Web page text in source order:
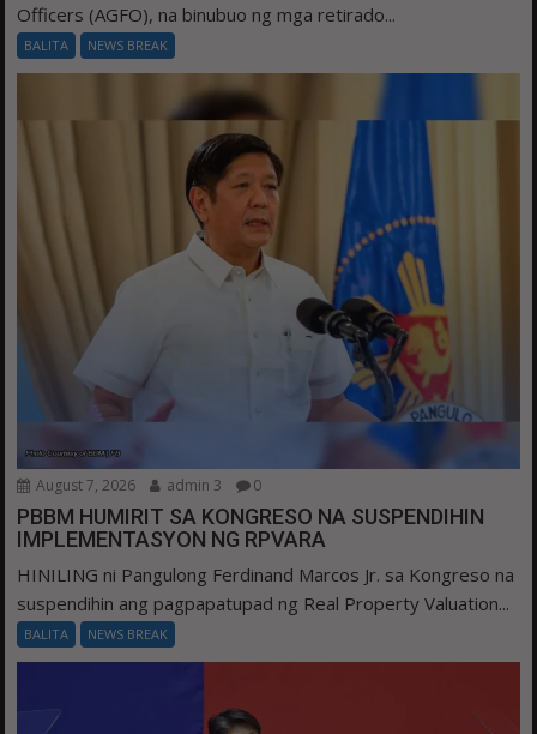
Officers (AGFO), na binubuo ng mga retirado...
BALITA NEWS BREAK
August 7, 2026 admin 3 0
PBBM HUMIRIT SA KONGRESO NA SUSPENDIHIN
IMPLEMENTASYON NG RPVARA
HINILING ni Pangulong Ferdinand Marcos Jr. sa Kongreso na
suspendihin ang pagpapatupad ng Real Property Valuation...
BALITA NEWS BREAK